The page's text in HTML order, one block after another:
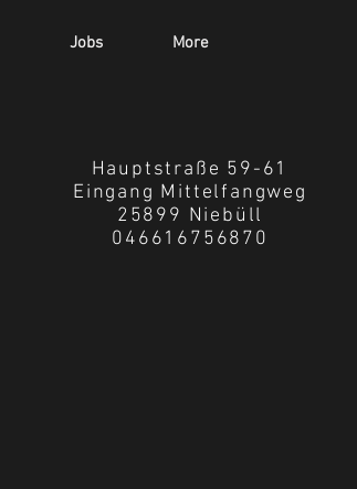
Jobs More
Hauptstraße 59-61
Eingang Mittelfangweg
25899 Niebüll
046616756870